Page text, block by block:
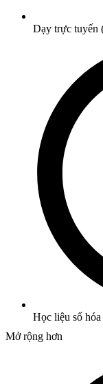
Dạy trực tuyến
Học liệu số hóa
Mở rộng hơn